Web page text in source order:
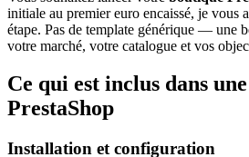
initiale au premier euro encaissé, je vous
étape. Pas de template générique — une
votre marché, votre catalogue et vos
Ce qui est inclus dans
PrestaShop
Installation et configuration